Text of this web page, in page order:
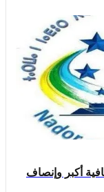
أكبر وإنصاف